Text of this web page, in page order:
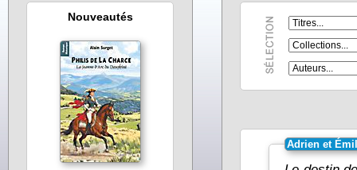
Adrien et
Nouveautés